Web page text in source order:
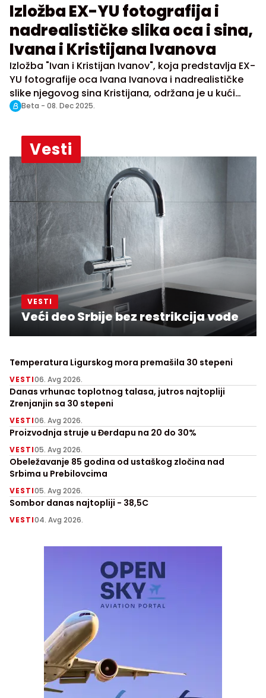
Izložba EX-YU fotografija i
nadrealističke slika oca i sina,
Ivana i Kristijana Ivanova
Izložba "Ivan i Kristijan Ivanov", koja predstavlja EX-
YU fotografije oca Ivana Ivanova i nadrealističke
slike njegovog sina Kristijana, održana je u kući
Đure Jakšića u Beogradu.
Beta - 08. Dec 2025.
Vesti
VESTI
Veći deo Srbije bez restrikcija vode
Temperatura Ligurskog mora premašila 30 stepeni
VESTI06. Avg 2026.
Danas vrhunac toplotnog talasa, jutros najtopliji
Zrenjanjin sa 30 stepeni
VESTI06. Avg 2026.
Proizvodnja struje u Đerdapu na 20 do 30%
VESTI05. Avg 2026.
Obeležavanje 85 godina od ustaškog zločina nad
Srbima u Prebilovcima
VESTI05. Avg 2026.
Sombor danas najtopliji - 38,5C
VESTI04. Avg 2026.